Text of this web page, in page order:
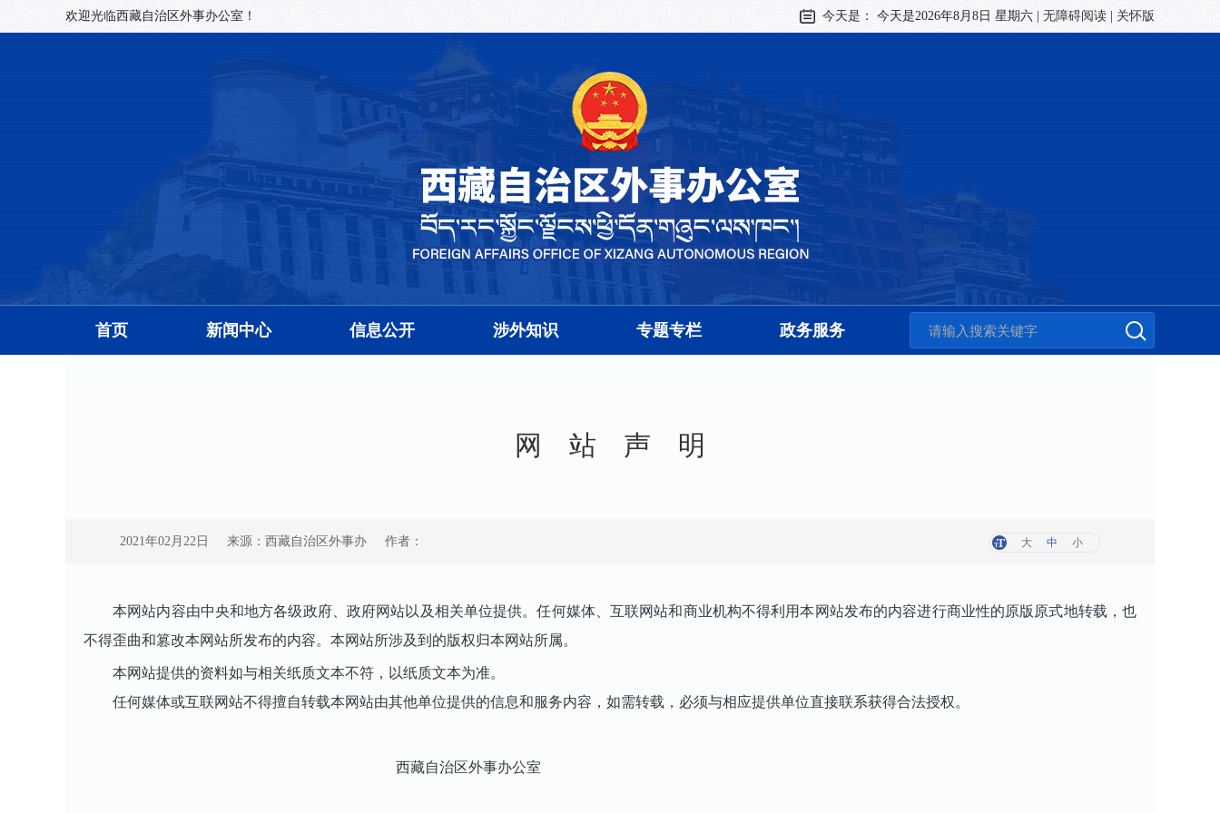
欢迎光临西藏自治区外事办公室！ 今天是： 今天是2026年8月8日 星期六 无障碍阅读 关怀版
首页 新闻中心 信息公开 涉外知识 专题专栏 政务服务
网 站 声 明
2021年02月22日 来源：西藏自治区外事办 作者： 大 中 小
本网站内容由中央和地方各级政府、政府网站以及相关单位提供。任何媒体、互联网站和商业机构不得利用本网站发布的内容进行商业性的原版原式地转载，也
不得歪曲和篡改本网站所发布的内容。本网站所涉及到的版权归本网站所属。
本网站提供的资料如与相关纸质文本不符，以纸质文本为准。
任何媒体或互联网站不得擅自转载本网站由其他单位提供的信息和服务内容，如需转载，必须与相应提供单位直接联系获得合法授权。
西藏自治区外事办公室